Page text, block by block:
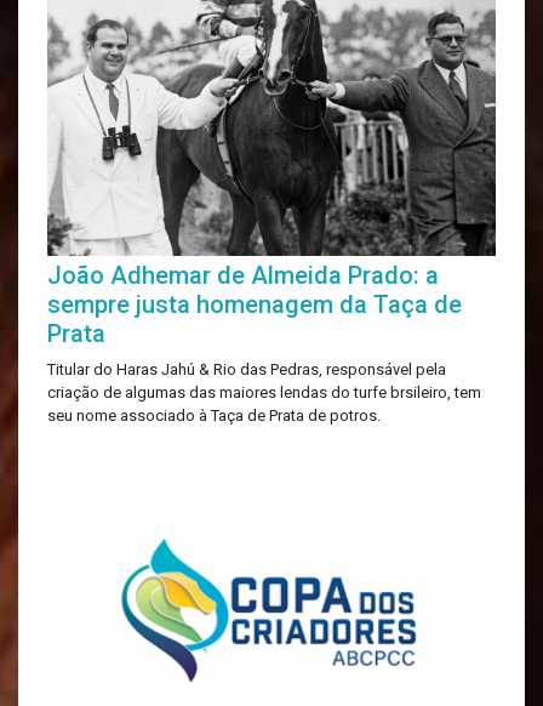
João Adhemar de Almeida Prado: a
sempre justa homenagem da Taça de
Prata
Titular do Haras Jahú & Rio das Pedras, responsável pela
criação de algumas das maiores lendas do turfe brsileiro, tem
seu nome associado à Taça de Prata de potros.